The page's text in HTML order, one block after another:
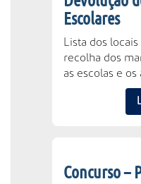
Escolares
Lista dos
recolha dos
as escolas e os
Concurso –